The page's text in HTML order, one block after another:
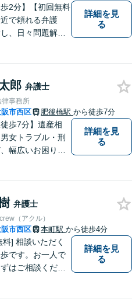
歩2分】【初回無料
で頼れる弁護
、日々問題解決
、まずはお気軽
さい。
詳細を見
る
郎 弁護士
律事務所
市西区 肥後橋駅 から徒歩7分
徒歩7分】遺産相
女トラブル・刑
幅広いお困りご
ークを活かし、
と尽力いたしま
詳細を見
る
弁護士
（アクル）
市西区 本町駅 から徒歩4分
] 相談いただく
です。お一人で
はご相談くださ
詳細を見
る